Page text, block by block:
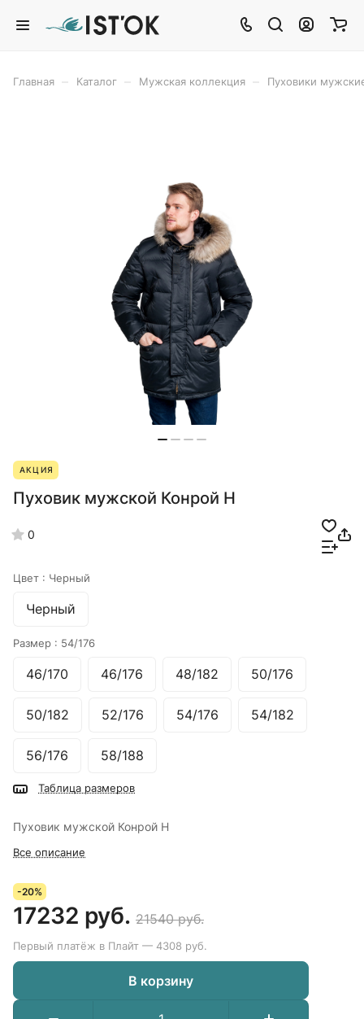
Главная Каталог Мужская коллекция Пуховики
АКЦИЯ
Пуховик мужской Конрой Н
0
Цвет : Черный
Черный
Размер : 54/176
46/170 46/176 48/182 50/176
50/182 52/176 54/176 54/182
56/176 58/188
Таблица размеров
Пуховик мужской Конрой Н
Все описание
-20%
17232 руб. 21540 руб.
Первый платёж в Плайт — 4308 руб.
В корзину